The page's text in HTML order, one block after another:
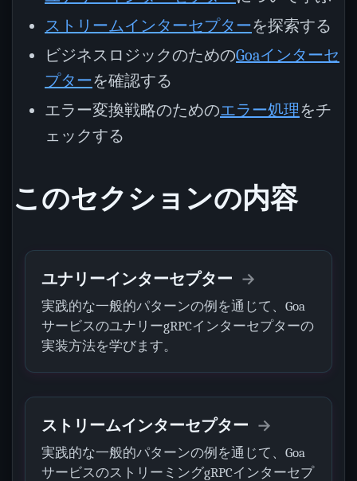
ストリームインターセプターを探索する
ビジネスロジックのためのGoaインターセ
プターを確認する
エラー変換戦略のためのエラー処理をチ
ェックする
このセクションの内容
ユナリーインターセプター
実践的な一般的パターンの例を通じて、Goa
サービスのユナリーgRPCインターセプターの
実装方法を学びます。
ストリームインターセプター
実践的な一般的パターンの例を通じて、Goa
サービスのストリーミングgRPCインターセプ